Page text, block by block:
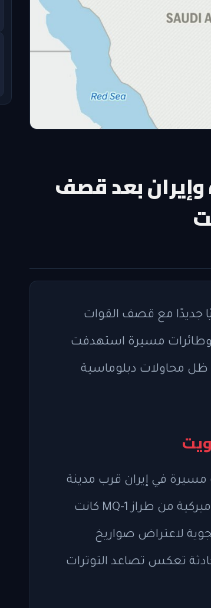
بعد قصف
جديدًا مع قصف القوات
وطائرات مسيرة استهدفت
ظل محاولات دبلوماسية
مسيرة في إيران قرب مدينة
جيروك وجزيرة قشم، ردًا على إسقاط طهران لطائرة مسيرة أميركية من طراز MQ-1 كانت
لاعتراض صواريخ
تعكس تصاعد التوترات